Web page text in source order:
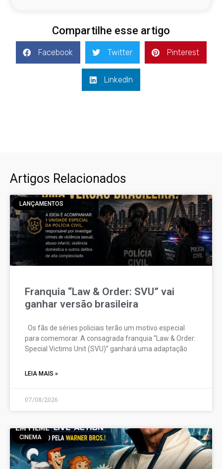
Compartilhe esse artigo
Facebook Twitter Pinterest
LinkedIn
Artigos Relacionados
LANÇAMENTOS
Franquia “Law & Order: SVU” vai
ganhar versão brasileira
Os fãs de séries policiais terão um motivo especial
para comemorar. A consagrada franquia “Law & Order:
Special Victims Unit (SVU)” ganhará uma adaptação
LEIA MAIS »
07/08/2026
CINEMA